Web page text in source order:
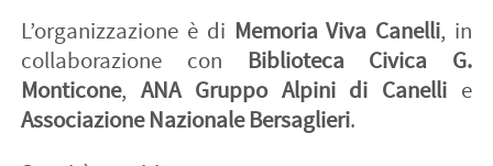
L’organizzazione è di Memoria Viva Canelli, in
collaborazione con Biblioteca Civica G.
Monticone, ANA Gruppo Alpini di Canelli e
Associazione Nazionale Bersaglieri.